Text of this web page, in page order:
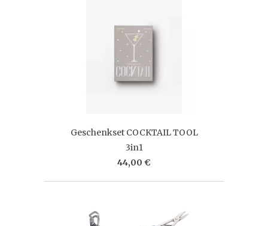
Geschenkset COCKTAIL TOOL
3in1
44,00 €